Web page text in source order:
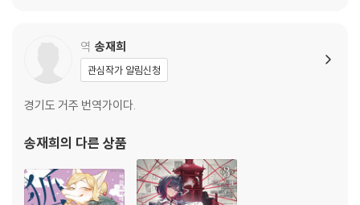
역 송재희
관심작가 알림신청
경기도 거주 번역가이다.
송재희의 다른 상품